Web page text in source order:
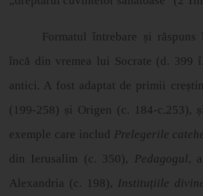
Formatul întrebare și răspuns
încă din vremea lui Socrate (d. 399 î
antici. A fost adaptat de primii creș
(199-258) și Origen (c. 184-c.253), ș
exemple care includ Prelegerile
din Ierusalim (c. 350), Pedagogul,
Alexandria (c. 198), Instituțiile